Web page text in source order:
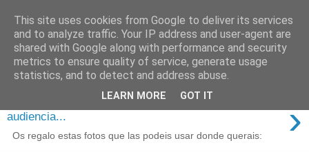
Está de pinga
3/8/26
Agradecimientos a Ares por su
audiencia...
›
Os regalo estas fotos que las podeis usar donde querais:
This site uses cookies from Google to deliver its services
and to analyze traffic. Your IP address and user-agent are
shared with Google along with performance and security
metrics to ensure quality of service, generate usage
statistics, and to detect and address abuse.
LEARN MORE GOT IT